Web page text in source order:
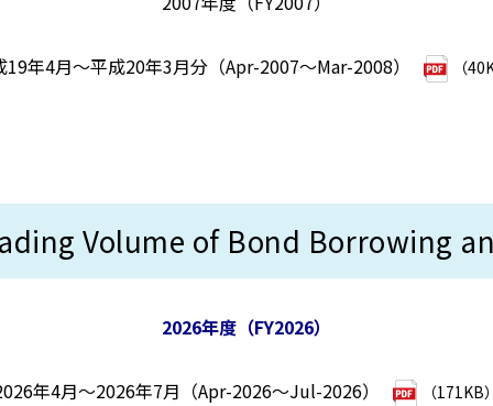
19年4月～平成20年3月分（Apr-2007～Mar-2008） （
Volume of Bond Borrowing
2026年度（FY2026）
年4月～2026年7月（Apr-2026～Jul-2026） （171KB